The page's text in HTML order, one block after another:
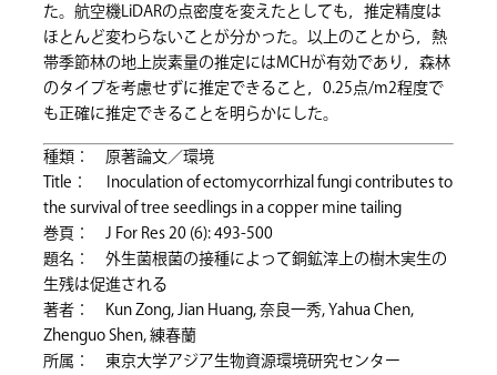
た。航空機LiDARの点密度を変えたとしても，推定精度は
ほとんど変わらないことが分かった。以上のことから，熱
帯季節林の地上炭素量の推定にはMCHが有効であり，森林
のタイプを考慮せずに推定できること，0.25点/m2程度で
も正確に推定できることを明らかにした。
種類： 原著論文／環境
Title： Inoculation of ectomycorrhizal fungi contributes to
the survival of tree seedlings in a copper mine tailing
巻頁： J For Res 20 (6): 493-500
題名： 外生菌根菌の接種によって銅鉱滓上の樹木実生の
生残は促進される
著者： Kun Zong, Jian Huang, 奈良一秀, Yahua Chen,
Zhenguo Shen, 練春蘭
所属： 東京大学アジア生物資源環境研究センター